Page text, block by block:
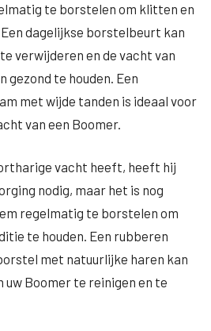
te borstelen om klitten en
dagelijkse borstelbeurt kan
verwijderen en de vacht van
gezond te houden. Een
met wijde tanden is ideaal voor
van een Boomer.
vacht heeft, heeft hij
nodig, maar het is nog
regelmatig te borstelen om
te houden. Een rubberen
met natuurlijke haren kan
uw Boomer te reinigen en te